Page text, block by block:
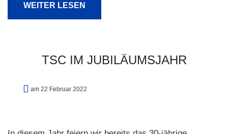
WEITER LESEN
TSC IM JUBILÄUMSJAHR
am 22 Februar 2022